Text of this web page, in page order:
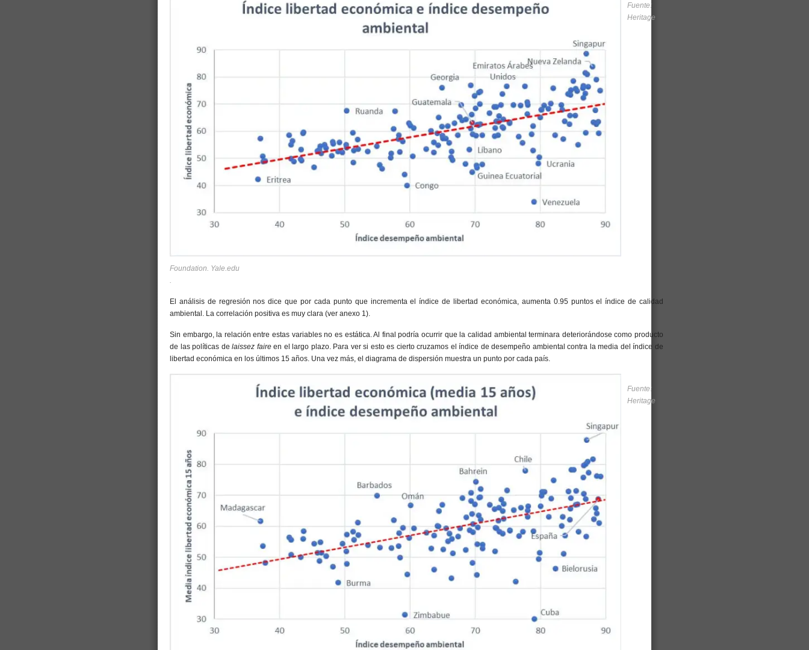
Fuente:
Heritage
Foundation. Yale.edu
.
El análisis de regresión nos dice que por cada punto que incrementa el índice de libertad económica, aumenta 0.95 puntos el índice de calidad
ambiental. La correlación positiva es muy clara (ver anexo 1).
Sin embargo, la relación entre estas variables no es estática. Al final podría ocurrir que la calidad ambiental terminara deteriorándose como producto
de las políticas delaissez faireen el largo plazo. Para ver si esto es cierto cruzamos el índice de desempeño ambiental contra la media del índice de
libertad económica en los últimos 15 años. Una vez más, el diagrama de dispersión muestra un punto por cada país.
Fuente:
Heritage